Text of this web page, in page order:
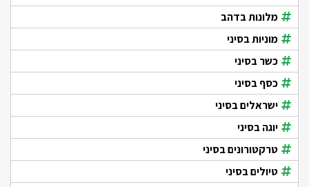
מלונות בדהב
מוניות בסיני
כשר בסיני
כסף בסיני
ישראלים בסיני
יוגה בסיני
טרקטורונים בסיני
טיולים בסיני